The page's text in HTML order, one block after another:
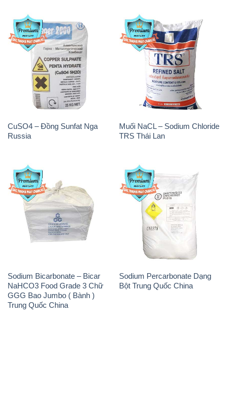
CuSO4 – Đồng Sunfat Nga
Russia
Muối NaCL – Sodium Chloride
TRS Thái Lan
Sodium Bicarbonate – Bicar
NaHCO3 Food Grade 3 Chữ
GGG Bao Jumbo ( Bành )
Trung Quốc China
Sodium Percarbonate Dạng
Bột Trung Quốc China